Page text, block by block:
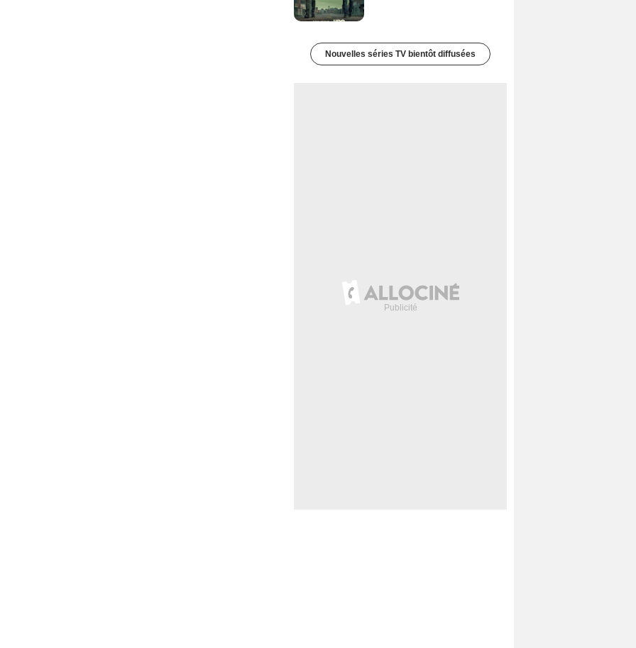
Nouvelles séries TV bientôt diffusées